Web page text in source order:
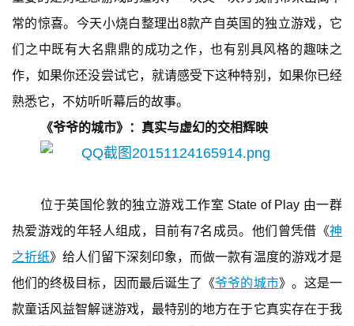
常的惊喜。今天小烧白整理出8款产自英国的独立游戏，它
们之中既有大名鼎鼎的成功之作，也有别具风格的趣味之
作，如果你还没尝试它，就请感受下这种特别，如果你已经
熟悉它，不妨听听幕后的故事。
《爷爷的城市》：真实与虚幻的交相辉映
位于英国伦敦的独立游戏工作室 State of Play 由一群
热爱游戏的年轻人组成，目前有7名成员。他们曾凭借《神
之折纸》给人们留下深刻印象，而做一款有温度的游戏才是
他们的终极目标，因而最后诞生了《爷爷的城市》。这是一
款童话风益智解谜游戏，最特别的地方在于它真实存在于我